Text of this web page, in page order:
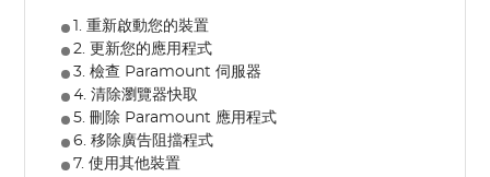
1. 重新啟動您的裝置
2. 更新您的應用程式
3. 檢查 Paramount 伺服器
4. 清除瀏覽器快取
5. 刪除 Paramount 應用程式
6. 移除廣告阻擋程式
7. 使用其他裝置